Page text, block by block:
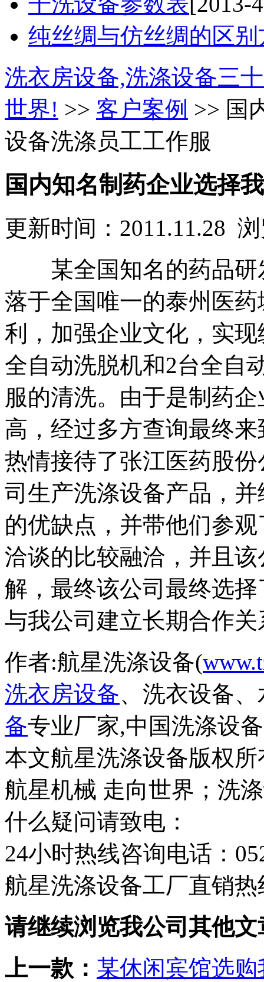
纯丝绸与仿丝绸的区别
洗衣房设备,洗涤设备三
世界! >> 客户案例 >> 国
设备洗涤员工工作服
国内知名制药企业选择
更新时间：2011.11.28
某全国知名的药品研
落于全国唯一的泰州医
利，加强企业文化，实
全自动洗脱机和2台全自
服的清洗。由于是制药
高，经过多方查询最终
热情接待了张江医药股
司生产洗涤设备产品，
的优缺点，并带他们参
洽谈的比较融洽，并且
解，最终该公司最终选
与我公司建立长期合作关
作者:航星洗涤设备(
洗衣房设备、洗衣设备
备专业厂家,中国洗涤设
本文航星洗涤设备版权
航星机械 走向世界；洗
什么疑问请致电：
24小时热线咨询电话：
航星洗涤设备工厂直销热
请继续浏览我公司其他文
上一款： 某休闲宾馆选